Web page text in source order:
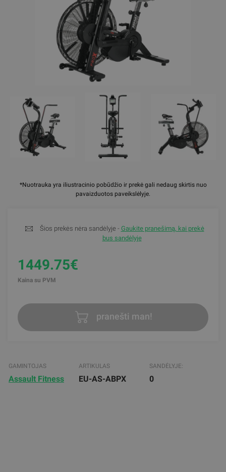
*Nuotrauka yra iliustracinio pobūdžio ir prekė gali nedaug skirtis nuo
pavaizduotos paveikslėlyje.
Šios prekės nėra sandėlyje - Gaukite pranešimą, kai prekė
bus sandėlyje
1449.75€
Kaina su PVM
pranešti man!
GAMINTOJAS
Assault Fitness
ARTIKULAS
EU-AS-ABPX
SANDĖLYJE:
0